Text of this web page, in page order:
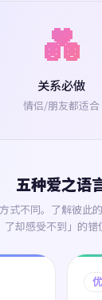
💑
关系必做
情侣/朋友都适合
五种爱之语
式不同。了解彼此
了却感受不到」的错